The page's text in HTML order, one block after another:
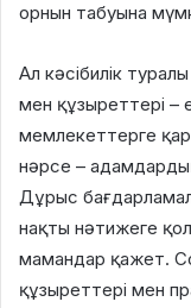
орнын табуына
Ал кәсібилік
мен құзыреттері –
мемлекеттерге
нәрсе – адамдардың
Дұрыс
нақты нәтижеге
мамандар қажет.
құзыреттері мен